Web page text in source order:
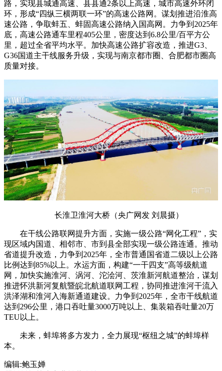
路，实现县城通高速、县县通2条以上高速，城市高速外环闭
环，形成“四纵三横两联一环”的高速公路网。谋划推进沿淮高
速公路，争取蚌五、蚌固高速公路纳入国高网。力争到2025年
底，高速公路通车里程405公里，密度达到6.8公里/百平方公
里，超过全省平均水平。加快高速公路扩容改造，推进G3、
G36国道主干线服务升级，实现与南京都市圈、合肥都市圈高
质量对接。
长淮卫淮河大桥（央广网发 刘晨摄）
在干线公路联网提升方面，实施一级公路“网化工程”，实
现区域内国道、相邻市、市到县全部实现一级公路连通。推动
省道提升改造，力争到2025年，全市普通国省道二级以上公路
比例达到85%以上。水运方面，构建“一干四支”高等级航道
网，加快实施淮河、涡河、沱浍河、茨淮新河航道整治，谋划
推进怀洪新河复航暨皖北航道联网工程，协同推进淮河干流入
洪泽湖和淮河入海新通道建设。力争到2025年，全市干线航道
达到296公里，港口吞吐量3000万吨以上、集装箱吞吐量20万
TEU以上。
未来，蚌埠将多方发力，全力展现“枢纽之城”的蚌埠样
本。
编辑:鲍玉婵